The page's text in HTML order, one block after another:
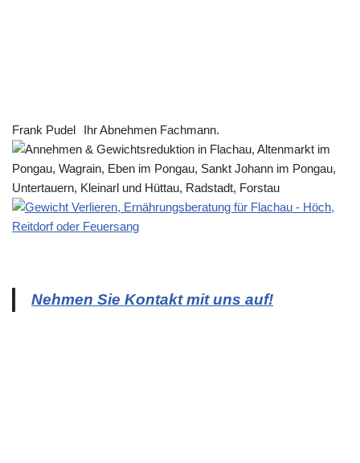
Frank Pudel Ihr Abnehmen Fachmann.
Nehmen Sie Kontakt mit uns auf!